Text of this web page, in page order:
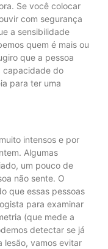
Se você colocar
com segurança
a sensibilidade
quem é mais ou
que a pessoa
capacidade do
para ter uma
intensos e por
Algumas
um pouco de
não sente. O
que essas pessoas
para examinar
(que mede a
detectar se já
lesão, vamos evitar